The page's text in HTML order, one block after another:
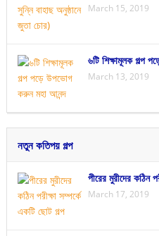
March 15, 2019
৬টি শিক্ষামূলক গল্প
March 13, 2019
নতুন কতিপয় গল্প
পীরের মুরীদের কঠিন
March 17, 2019